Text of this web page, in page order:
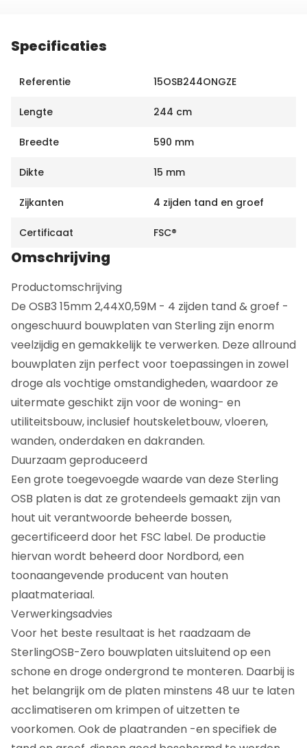
Specificaties
Referentie 15OSB244ONGZE
Lengte 244 cm
Breedte 590 mm
Dikte 15 mm
Zijkanten 4 zijden tand en groef
Certificaat FSC®
Omschrijving
Productomschrijving
De OSB3 15mm 2,44X0,59M - 4 zijden tand & groef -
ongeschuurd bouwplaten van Sterling zijn enorm
veelzijdig en gemakkelijk te verwerken. Deze allround
bouwplaten zijn perfect voor toepassingen in zowel
droge als vochtige omstandigheden, waardoor ze
uitermate geschikt zijn voor de woning- en
utiliteitsbouw, inclusief houtskeletbouw, vloeren,
wanden, onderdaken en dakranden.
Duurzaam geproduceerd
Een grote toegevoegde waarde van deze Sterling
OSB platen is dat ze grotendeels gemaakt zijn van
hout uit verantwoorde beheerde bossen,
gecertificeerd door het FSC label. De productie
hiervan wordt beheerd door Nordbord, een
toonaangevende producent van houten
plaatmateriaal.
Verwerkingsadvies
Voor het beste resultaat is het raadzaam de
SterlingOSB-Zero bouwplaten uitsluitend op een
schone en droge ondergrond te monteren. Daarbij is
het belangrijk om de platen minstens 48 uur te laten
acclimatiseren om krimpen of uitzetten te
voorkomen. Ook de plaatranden -en specifiek de